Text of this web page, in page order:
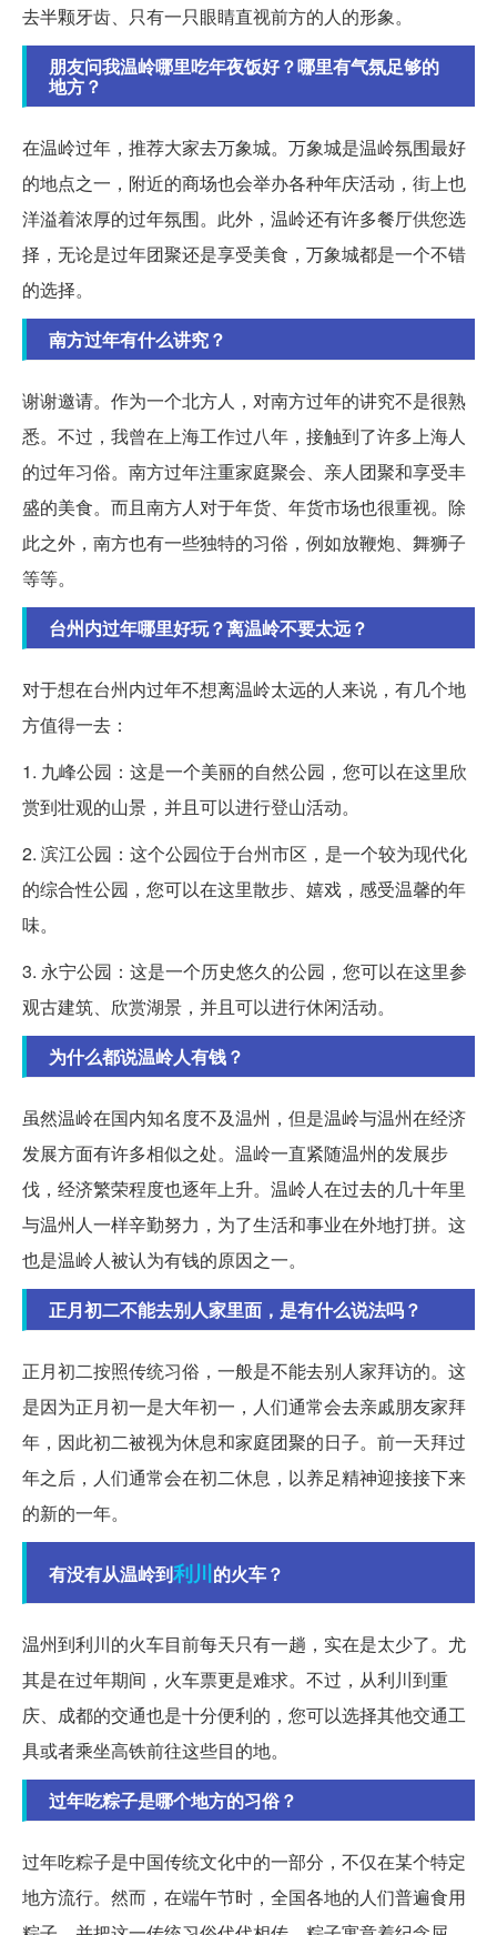
去半颗牙齿、只有一只眼睛直视前方的人的形象。
朋友问我温岭哪里吃年夜饭好？哪里有气氛足够的
地方？
在温岭过年，推荐大家去万象城。万象城是温岭氛围最好
的地点之一，附近的商场也会举办各种年庆活动，街上也
洋溢着浓厚的过年氛围。此外，温岭还有许多餐厅供您选
择，无论是过年团聚还是享受美食，万象城都是一个不错
的选择。
南方过年有什么讲究？
谢谢邀请。作为一个北方人，对南方过年的讲究不是很熟
悉。不过，我曾在上海工作过八年，接触到了许多上海人
的过年习俗。南方过年注重家庭聚会、亲人团聚和享受丰
盛的美食。而且南方人对于年货、年货市场也很重视。除
此之外，南方也有一些独特的习俗，例如放鞭炮、舞狮子
等等。
台州内过年哪里好玩？离温岭不要太远？
对于想在台州内过年不想离温岭太远的人来说，有几个地
方值得一去：
1. 九峰公园：这是一个美丽的自然公园，您可以在这里欣
赏到壮观的山景，并且可以进行登山活动。
2. 滨江公园：这个公园位于台州市区，是一个较为现代化
的综合性公园，您可以在这里散步、嬉戏，感受温馨的年
味。
3. 永宁公园：这是一个历史悠久的公园，您可以在这里参
观古建筑、欣赏湖景，并且可以进行休闲活动。
为什么都说温岭人有钱？
虽然温岭在国内知名度不及温州，但是温岭与温州在经济
发展方面有许多相似之处。温岭一直紧随温州的发展步
伐，经济繁荣程度也逐年上升。温岭人在过去的几十年里
与温州人一样辛勤努力，为了生活和事业在外地打拼。这
也是温岭人被认为有钱的原因之一。
正月初二不能去别人家里面，是有什么说法吗？
正月初二按照传统习俗，一般是不能去别人家拜访的。这
是因为正月初一是大年初一，人们通常会去亲戚朋友家拜
年，因此初二被视为休息和家庭团聚的日子。前一天拜过
年之后，人们通常会在初二休息，以养足精神迎接接下来
的新的一年。
有没有从温岭到利川的火车？
温州到利川的火车目前每天只有一趟，实在是太少了。尤
其是在过年期间，火车票更是难求。不过，从利川到重
庆、成都的交通也是十分便利的，您可以选择其他交通工
具或者乘坐高铁前往这些目的地。
过年吃粽子是哪个地方的习俗？
过年吃粽子是中国传统文化中的一部分，不仅在某个特定
地方流行。然而，在端午节时，全国各地的人们普遍食用